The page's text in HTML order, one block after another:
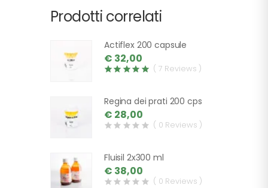
Prodotti correlati
Actiflex 200 capsule
€ 32,00
( 7 Reviews )
Regina dei prati 200 cps
€ 28,00
( 0 Reviews )
Fluisil 2x300 ml
€ 38,00
( 0 Reviews )